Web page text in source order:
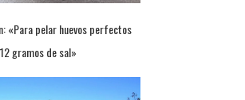
«Para pelar huevos perfectos
gramos de sal»